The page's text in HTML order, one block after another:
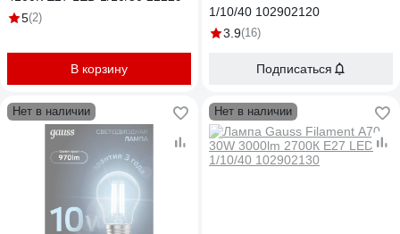
5(2)
В корзину
1/10/40 102902120
3.9(16)
Подписаться
Нет в наличии Нет в наличии